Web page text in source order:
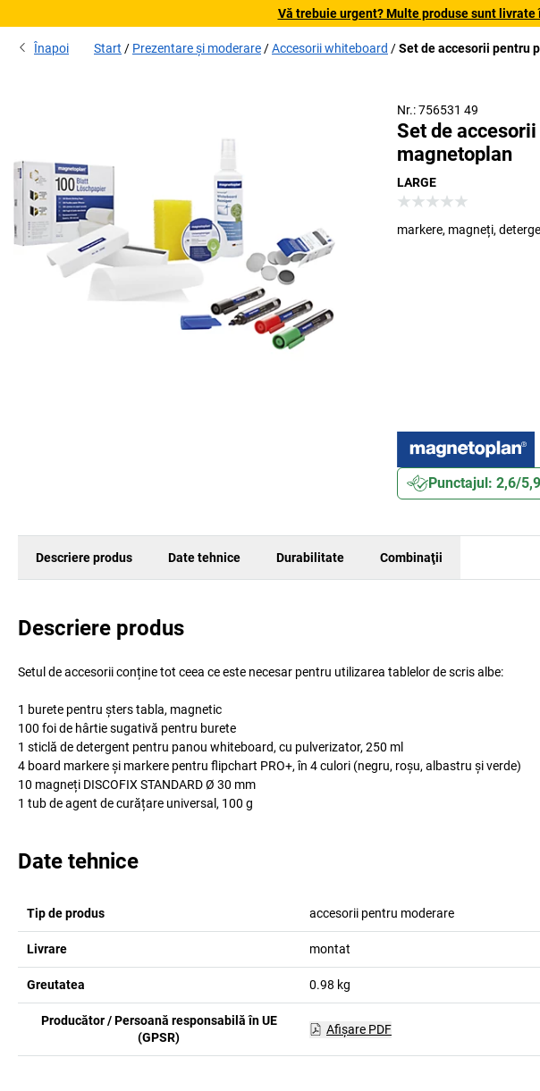
Vă trebuie urgent? Multe produse sunt
Înapoi Start Prezentare și moderare Accesorii whiteboard Set de accesorii pentru
Nr.: 756531 49
Set de
magnetoplan
LARGE
markere, magneți,
Punctajul: 2,6/5,9
Descriere produs Date tehnice Durabilitate Combinaţii
Descriere produs
Setul de accesorii conține tot ceea ce este necesar pentru utilizarea tablelor de scris albe:
1 burete pentru șters tabla, magnetic
100 foi de hârtie sugativă pentru burete
1 sticlă de detergent pentru panou whiteboard, cu pulverizator, 250 ml
4 board markere și markere pentru flipchart PRO+, în 4 culori (negru, roșu, albastru și verde)
10 magneți DISCOFIX STANDARD Ø 30 mm
1 tub de agent de curățare universal, 100 g
Date tehnice
Tip de produs accesorii pentru moderare
Livrare montat
Greutatea 0.98 kg
Producător / Persoană responsabilă în UE
(GPSR)
Afişare PDF